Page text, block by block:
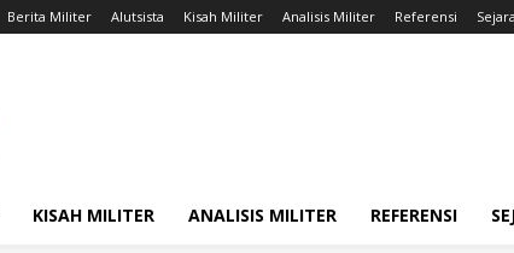
Berita Militer Alutsista Kisah Militer Analisis Militer Referensi
KISAH MILITER ANALISIS MILITER REFERENSI